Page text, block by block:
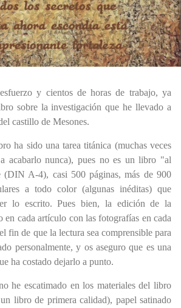
y cientos de horas de trabajo, ya
sobre la investigación que he llevado a
castillo de Mesones.
ha sido una tarea titánica (muchas veces
acabarlo nunca), pues no es un libro "al
(DIN A-4), casi 500 páginas, más de 900
a todo color (algunas inéditas) que
lo escrito. Pues bien, la edición de la
en cada artículo con las fotografías en cada
fin de que la lectura sea comprensible para
personalmente, y os aseguro que es una
ha costado dejarlo a punto.
he escatimado en los materiales del libro
libro de primera calidad), papel satinado